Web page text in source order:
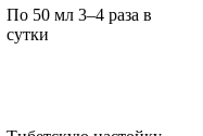
По 50 мл 3–4 раза в
сутки